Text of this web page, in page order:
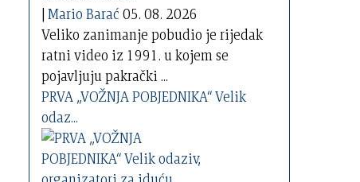
|Mario Barać 05. 08. 2026
Veliko zanimanje pobudio je rijedak
ratni video iz 1991. u kojem se
pojavljuju pakrački ...
PRVA „VOŽNJA POBJEDNIKA“ Velik
odaz...